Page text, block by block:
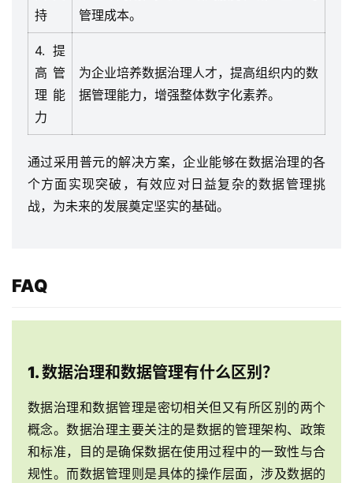
最
新
品
决
与
合
作
持
管理成本。
4. 提
高管
理能
力
为企业培养数据治理人才，提高组织内的数
据管理能力，增强整体数字化素养。
通过采用普元的解决方案，企业能够在数据治理的各
个方面实现突破，有效应对日益复杂的数据管理挑
战，为未来的发展奠定坚实的基础。
FAQ
1. 数据治理和数据管理有什么区别？
数据治理和数据管理是密切相关但又有所区别的两个
概念。数据治理主要关注的是数据的管理架构、政策
和标准，目的是确保数据在使用过程中的一致性与合
规性。而数据管理则是具体的操作层面，涉及数据的